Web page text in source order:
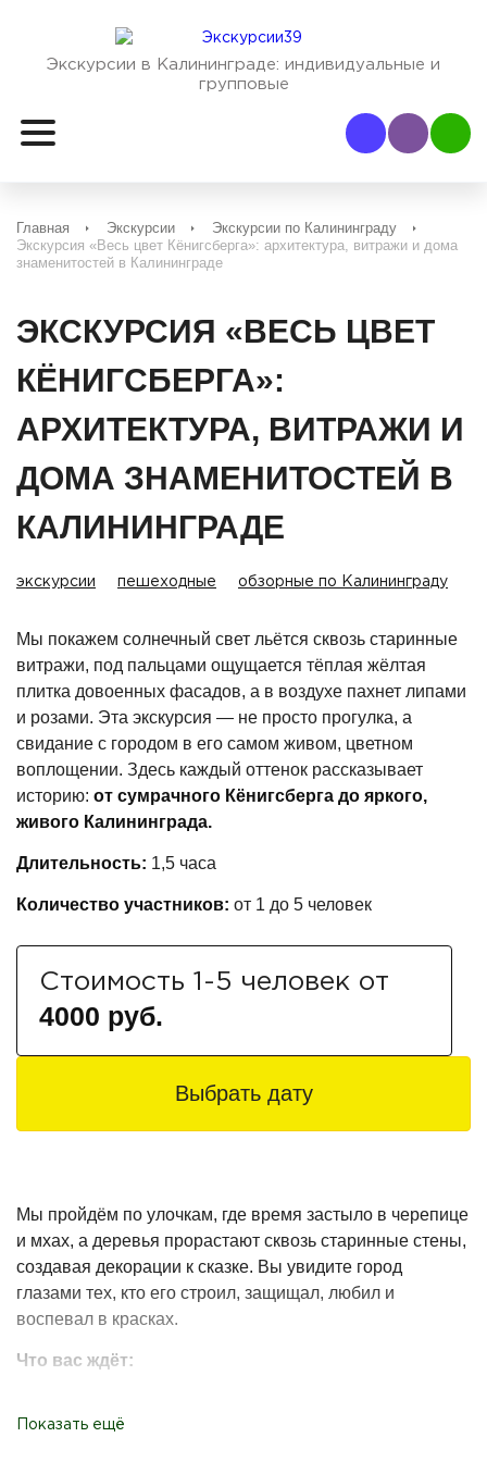
Экскурсии в Калининграде: индивидуальные и
групповые
Наш Viber
Наш
Главная Экскурсии
Экскурсии по Калининграду
Экскурсия «Весь цвет Кёнигсберга»: архитектура, витражи и дома
знаменитостей в Калининграде
ЭКСКУРСИЯ «ВЕСЬ ЦВЕТ
КЁНИГСБЕРГА»:
АРХИТЕКТУРА, ВИТРАЖИ И
ДОМА ЗНАМЕНИТОСТЕЙ В
КАЛИНИНГРАДЕ
экскурсии пешеходные обзорные по Калининграду
Мы покажем солнечный свет льётся сквозь старинные
витражи, под пальцами ощущается тёплая жёлтая
плитка довоенных фасадов, а в воздухе пахнет липами
и розами. Эта экскурсия — не просто прогулка, а
свидание с городом в его самом живом, цветном
воплощении. Здесь каждый оттенок рассказывает
историю: от сумрачного Кёнигсберга до яркого,
живого Калининграда.
Длительность: 1,5 часа
Количество участников: от 1 до 5 человек
Стоимость 1-5 человек от
4000 руб.
Выбрать дату
Мы пройдём по улочкам, где время застыло в черепице
и мхах, а деревья прорастают сквозь старинные стены,
создавая декорации к сказке. Вы увидите город
глазами тех, кто его строил, защищал, любил и
воспевал в красках.
Что вас ждёт:
залахКронпринца
Показать ещё